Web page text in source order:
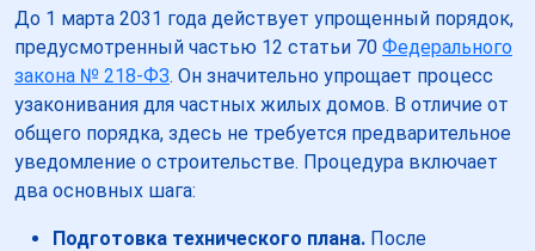
До 1 марта 2031 года действует упрощенный порядок,
предусмотренный частью 12 статьи 70 Федерального
закона № 218-ФЗ. Он значительно упрощает процесс
узаконивания для частных жилых домов. В отличие от
общего порядка, здесь не требуется предварительное
уведомление о строительстве. Процедура включает
два основных шага:
Подготовка технического плана. После